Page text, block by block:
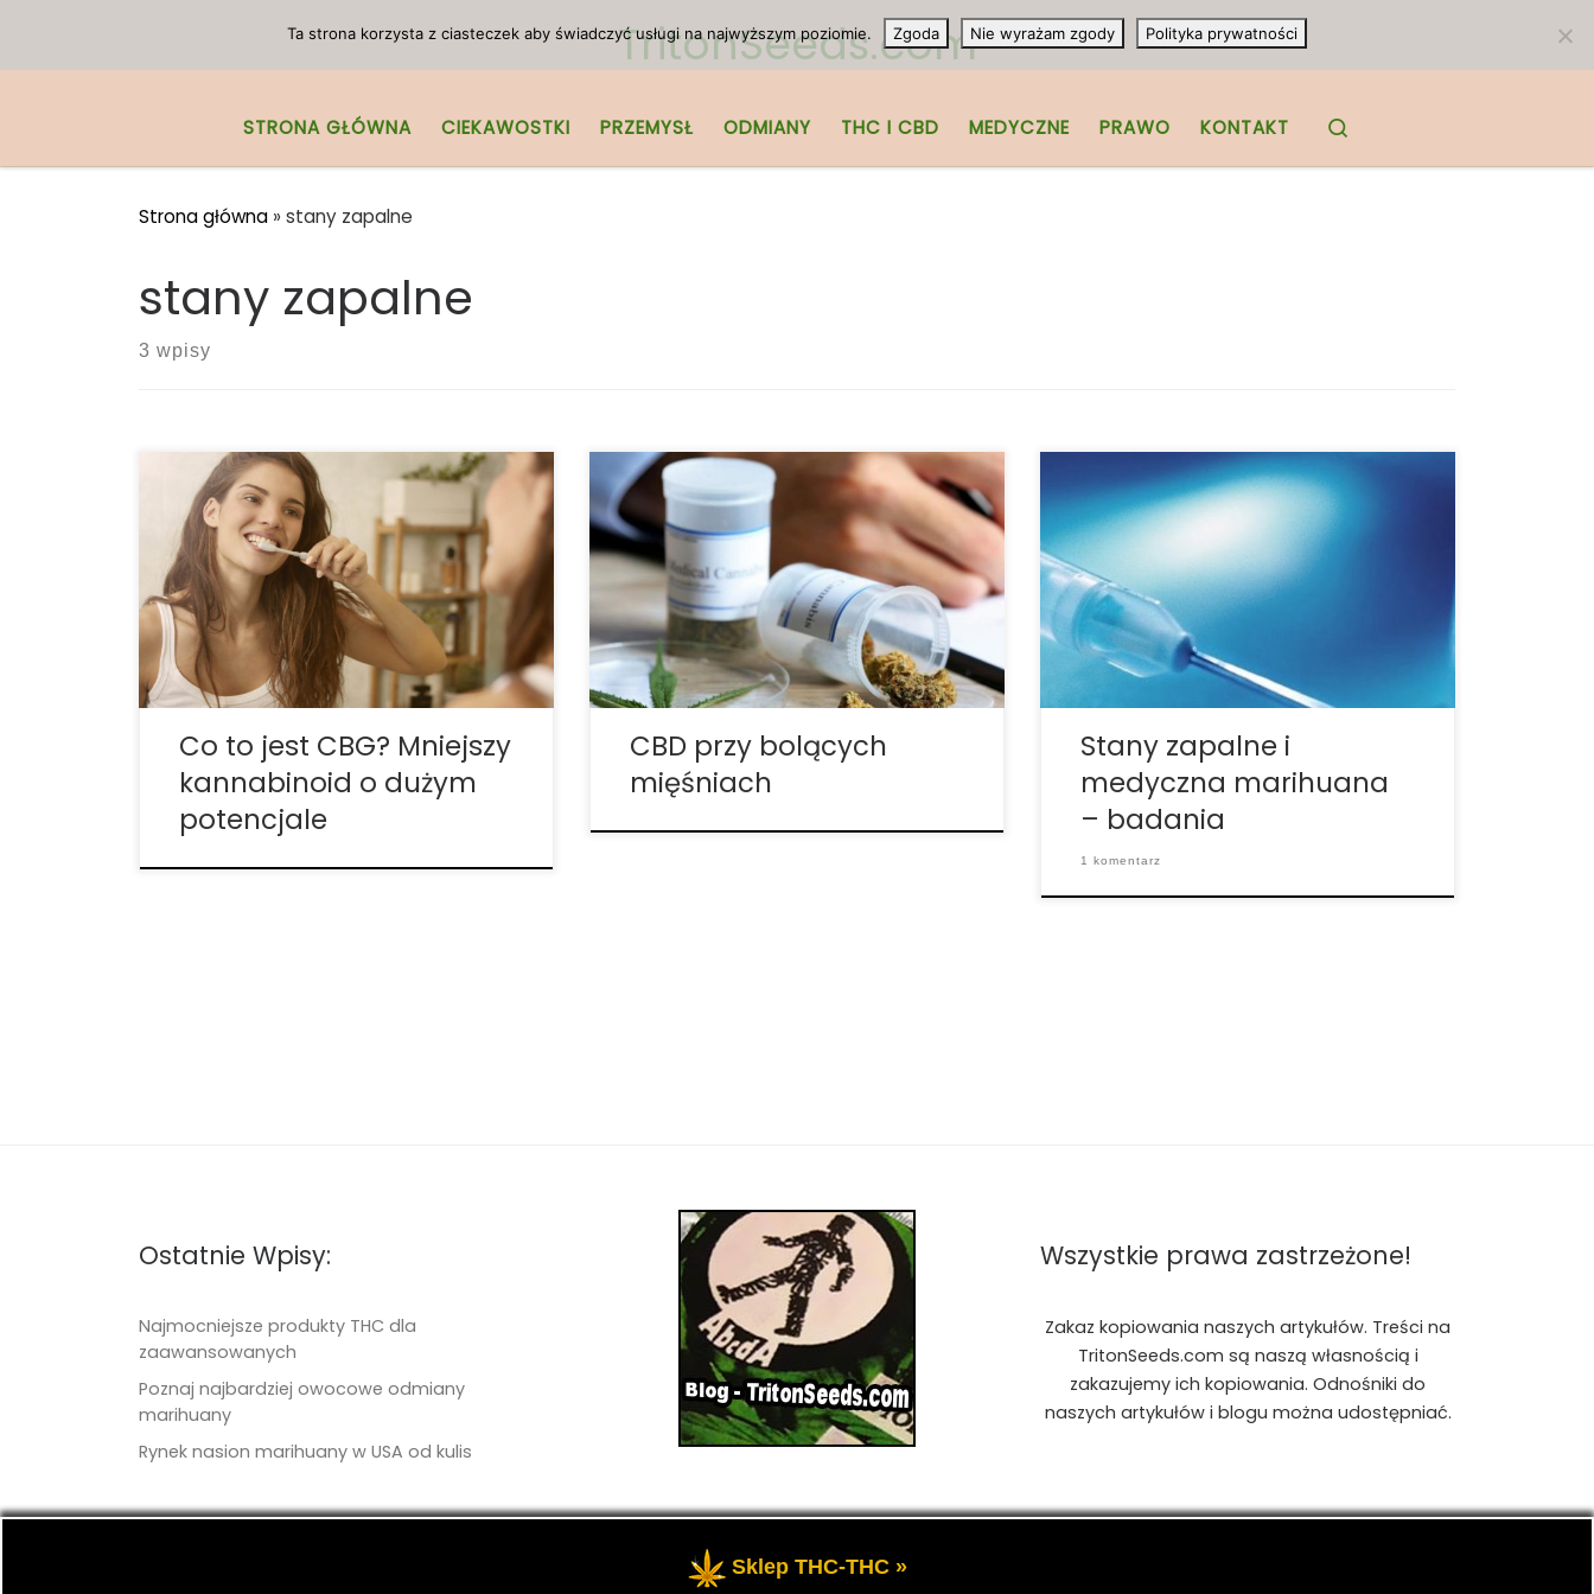
TritonSeeds.com
STRONA GŁÓWNA CIEKAWOSTKI PRZEMYSŁ ODMIANY THC I CBD MEDYCZNE PRAWO KONTAKT
Strona główna » stany zapalne
stany zapalne
3 wpisy
Co to jest CBG? Mniejszy kannabinoid o
dużym potencjale – wyjaśnienie. Mimo, że
marihuana jest złożoną rośliną z ponad
400 jednostkami chemicznymi, przemysł
cannabis pozostał – w przeważającej
części – związany z dwoma konkretnymi
kannabinoidami THC i kanabidiolem
(CBD). Ale […]
Co to jest CBG? Mniejszy
kannabinoid o dużym
potencjale
Wygląda na to, że CBD zajmuje specjalne
miejsce na panteonie środków
naprawczych. W ostatnich latach
kannabinoid zyskał sławę dzięki
badaniach o jego medycznym potencjale.
Masażyści oraz fizjoterapeuci zaczęli
włączać oleje i produkty CBD do swojej
rutyny pracy, a profesjonalni sportowcy
CBD przy bolących
mięśniach
Jako czynnik występujący przy niektórych
z wiodących chorób, przewlekłe zapalenie
jest gorącym tematem do badań. Wraz z
dowiadywaniem się więcej o korzyściach
medycznych związanych z marihuaną,
coraz więcej badań wykazuje pozytywne
wyniki w leczeniu przewlekłego zapalenia i
związanych z nim […]
Stany zapalne i
medyczna marihuana
– badania
1 komentarz
Ostatnie Wpisy:
Najmocniejsze produkty THC dla
zaawansowanych
Poznaj najbardziej owocowe odmiany
marihuany
Rynek nasion marihuany w USA od kulis
Wszystkie prawa zastrzeżone!
Zakaz kopiowania naszych artykułów. Treści na
TritonSeeds.com są naszą własnością i
zakazujemy ich kopiowania. Odnośniki do
naszych artykułów i blogu można udostępniać.
- Przedstawia portal-blog o Marihuanie, cannabis, konopiach indyjskich, CBD, RSO, THC.
Ta strona korzysta z ciasteczek aby świadczyć usługi na najwyższym poziomie. Zgoda Nie wyrażam zgody Polityka prywatności
Sklep THC-THC »